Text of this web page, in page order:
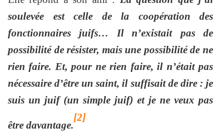
soulevée est celle de la coopération des
fonctionnaires juifs… Il n’existait pas de
possibilité de résister, mais une possibilité de ne
rien faire. Et, pour ne rien faire, il n’était pas
nécessaire d’être un saint, il suffisait de dire : je
suis un juif (un simple juif) et je ne veux pas
être davantage.
[2]